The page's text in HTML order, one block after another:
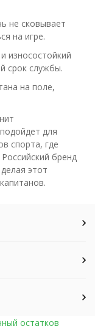
не сковывает
на игре.
износостойкий
срок службы.
на поле,
для
спорта, где
бренд
этот
остатков